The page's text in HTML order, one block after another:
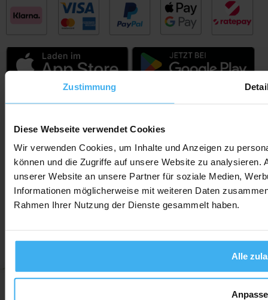
Zustimmung
Diese Webseite verwendet Cookies
Wir verwenden Cookies, um Inhalte und Anzeigen zu
können und die Zugriffe auf unsere Website zu
unserer Website an unsere Partner für soziale Medien,
Informationen möglicherweise mit weiteren Daten
Rahmen Ihrer Nutzung der Dienste gesammelt haben.
Alle
AGB Widerrufsbelehrung Datenschutz Impressum